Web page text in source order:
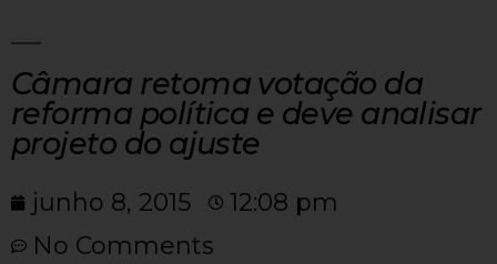
Câmara retoma votação da
reforma política e deve analisar
projeto do ajuste
junho 8, 2015
12:08 pm
No Comments